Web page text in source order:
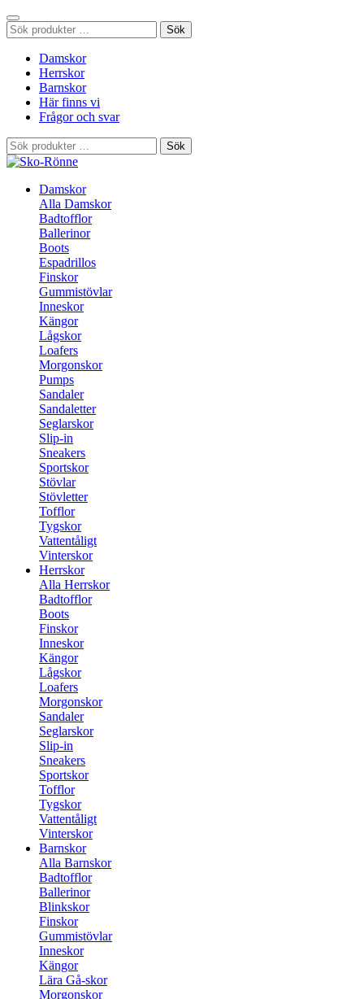
Sök
efter:
Sök
Damskor
Herrskor
Barnskor
Här finns vi
Frågor och svar
Sök
efter:
Sök
Damskor
Alla Damskor
Badtofflor
Ballerinor
Boots
Espadrillos
Finskor
Gummistövlar
Inneskor
Kängor
Lågskor
Loafers
Morgonskor
Pumps
Sandaler
Sandaletter
Seglarskor
Slip-in
Sneakers
Sportskor
Stövlar
Stövletter
Tofflor
Tygskor
Vattentåligt
Vinterskor
Herrskor
Alla Herrskor
Badtofflor
Boots
Finskor
Inneskor
Kängor
Lågskor
Loafers
Morgonskor
Sandaler
Seglarskor
Slip-in
Sneakers
Sportskor
Tofflor
Tygskor
Vattentåligt
Vinterskor
Barnskor
Alla Barnskor
Badtofflor
Ballerinor
Blinkskor
Finskor
Gummistövlar
Inneskor
Kängor
Lära Gå-skor
Morgonskor